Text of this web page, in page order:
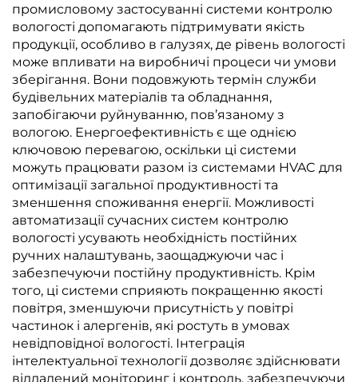
промисловому застосуванні системи контролю
вологості допомагають підтримувати якість
продукції, особливо в галузях, де рівень вологості
може впливати на виробничі процеси чи умови
зберігання. Вони подовжують термін служби
будівельних матеріалів та обладнання,
запобігаючи руйнуванню, пов’язаному з
вологою. Енергоефективність є ще однією
ключовою перевагою, оскільки ці системи
можуть працювати разом із системами HVAC для
оптимізації загальної продуктивності та
зменшення споживання енергії. Можливості
автоматизації сучасних систем контролю
вологості усувають необхідність постійних
ручних налаштувань, заощаджуючи час і
забезпечуючи постійну продуктивність. Крім
того, ці системи сприяють покращенню якості
повітря, зменшуючи присутність у повітрі
частинок і алергенів, які ростуть в умовах
невідповідної вологості. Інтеграція
інтелектуальної технології дозволяє здійснювати
віддалений моніторинг і контроль, забезпечуючи